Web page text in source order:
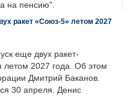
на пенсию".
ракет «Союз-5» летом 2027
еще двух ракет-
летом 2027 года. Об этом
Дмитрий Баканов.
30 апреля. Денис